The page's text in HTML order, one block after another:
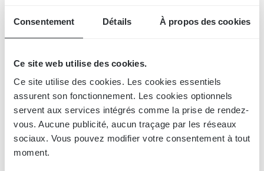
Consentement Détails À propos des cookies
Ce site web utilise des cookies.
Ce site utilise des cookies. Les cookies essentiels
assurent son fonctionnement. Les cookies optionnels
servent aux services intégrés comme la prise de rendez-
vous. Aucune publicité, aucun traçage par les réseaux
sociaux. Vous pouvez modifier votre consentement à tout
moment.
Évaluation respiratoire fonctionnelle
dysfonctions ventilatoires, et des paramètres affectant la
04
Conception et application de protocoles